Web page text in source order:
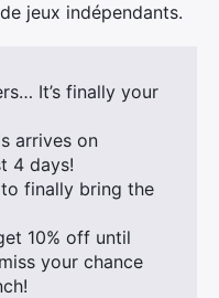
jeux indépendants.
It’s finally your
arrives on
4 days!
to finally bring the
10% off until
your chance